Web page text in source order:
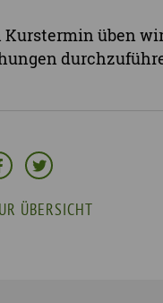
üben
ÜBERSICHT